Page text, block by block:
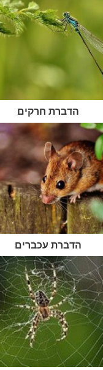
הדברת חרקים
הדברת עכברים